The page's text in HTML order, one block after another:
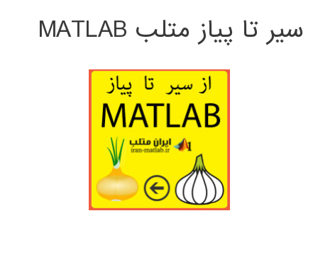
سیر تا پیاز متلب MATLAB